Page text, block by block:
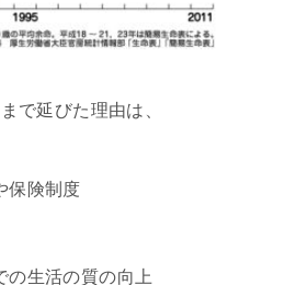
で延びた理由は、
保険制度
の生活の質の向上